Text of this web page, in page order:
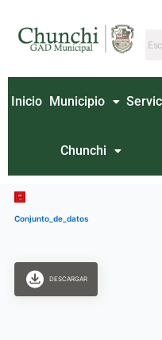
contenido
Inicio Municipio
Chunchi
Conjunto_de_datos
DESCARGAR